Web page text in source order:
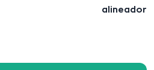
alineador